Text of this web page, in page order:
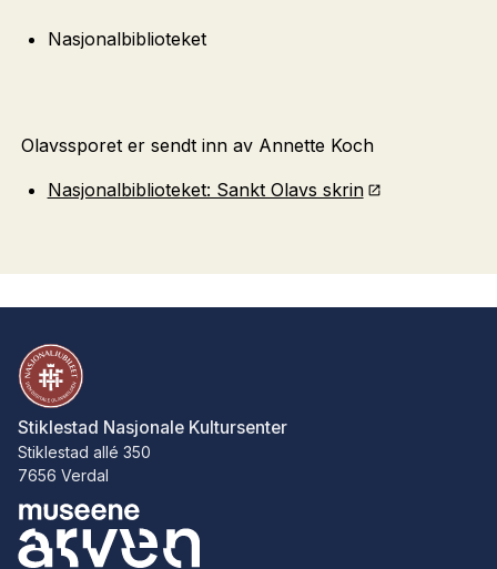
Nasjonalbiblioteket
Olavssporet er sendt inn av Annette Koch
Nasjonalbiblioteket: Sankt Olavs skrin
Stiklestad Nasjonale Kultursenter
Stiklestad allé 350
7656 Verdal